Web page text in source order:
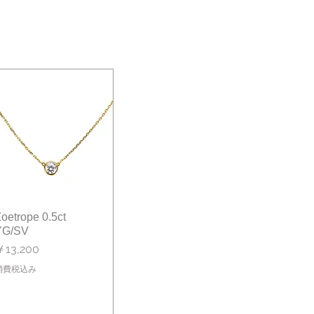
クイックビュー
0.5ct
SV
格
13,200
費税込み